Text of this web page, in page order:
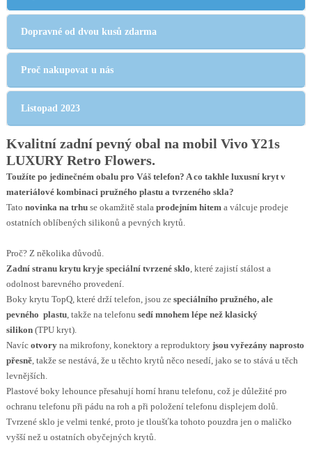
Dopravné od dvou kusů zdarma
Proč nakupovat u nás
Listopad 2023
Kvalitní zadní pevný obal na mobil Vivo Y21s
LUXURYRetro Flowers.
Toužíte po jedinečném obalu pro Váš telefon? A co takhle luxusní kryt v
materiálové kombinaci pružného plastu a tvrzeného skla?
Tato novinka na trhuse okamžitě stala prodejním hitem a válcuje prodeje
ostatních oblíbených silikonů a pevných krytů.
Proč? Z několika důvodů.
Zadní stranu krytu kryje speciální tvrzené sklo , které zajistí stálost a
odolnost barevného provedení.
Boky krytu TopQ, které drží telefon, jsou ze speciálního pružného, ale
pevného plastu, takže na telefonu sedí mnohem lépe než klasický
silikon(TPU kryt).
Navíc otvoryna mikrofony, konektory a reproduktory jsou vyřezány naprosto
přesně, takže se nestává, že u těchto krytů něco nesedí, jako se to stává u těch
levnějších.
Plastové boky lehounce přesahují horní hranu telefonu, což je důležité pro
ochranu telefonu při pádu na roh a při položení telefonu displejem dolů.
Tvrzené sklo je velmi tenké, proto je tloušťka tohoto pouzdra jen o maličko
vyšší než u ostatních obyčejných krytů.